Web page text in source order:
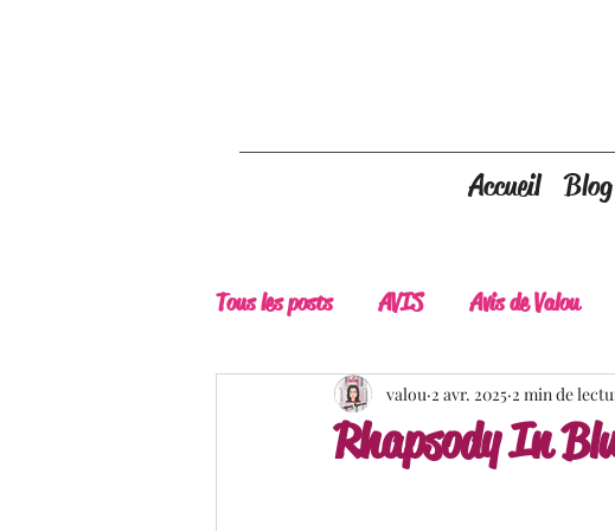
Accueil Blog
Tous les posts AVIS Avis de Valou
Belle Découverte A lire
Rhapsody In
valou 2 avr. 2025 2 min de